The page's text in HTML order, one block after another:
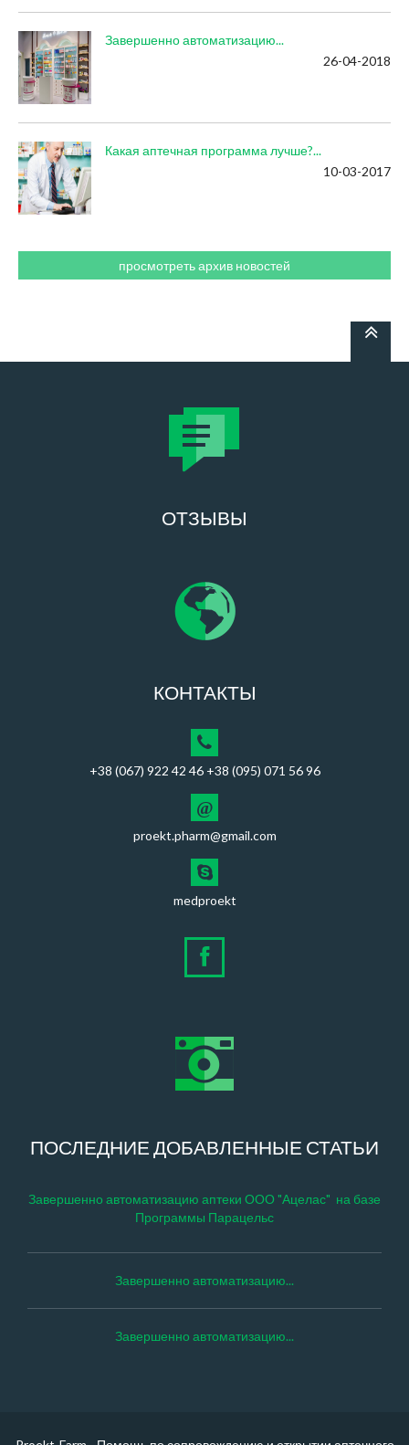
Завершенно автоматизацию...
26-04-2018
Какая аптечная программа лучше?...
10-03-2017
просмотреть архив новостей
ОТЗЫВЫ
КОНТАКТЫ
+38 (067) 922 42 46 +38 (095) 071 56 96
@
proekt.pharm@gmail.com
medproekt
ПОСЛЕДНИЕ ДОБАВЛЕННЫЕ СТАТЬИ
Завершенно автоматизацию аптеки ООО "Ацелас" на базе
Программы Парацельс
Завершенно автоматизацию...
Завершенно автоматизацию...